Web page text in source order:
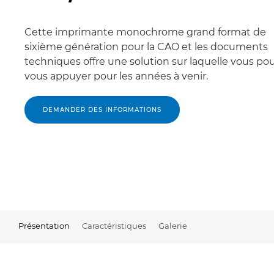
Cette imprimante monochrome grand format de
sixième génération pour la CAO et les documents
techniques offre une solution sur laquelle vous
vous appuyer pour les années à venir.
DEMANDER DES INFORMATIONS
Présentation Caractéristiques Galerie